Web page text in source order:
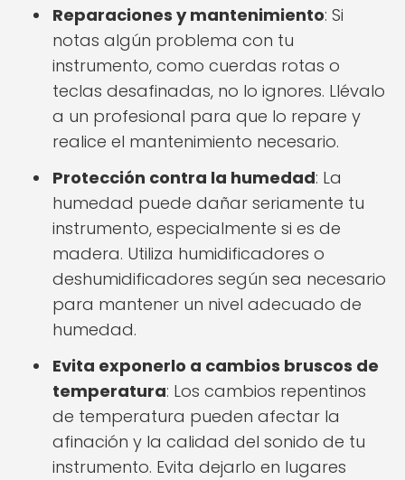
Reparaciones y mantenimiento: Si
notas algún problema con tu
instrumento, como cuerdas rotas o
teclas desafinadas, no lo ignores. Llévalo
a un profesional para que lo repare y
realice el mantenimiento necesario.
Protección contra la humedad: La
humedad puede dañar seriamente tu
instrumento, especialmente si es de
madera. Utiliza humidificadores o
deshumidificadores según sea necesario
para mantener un nivel adecuado de
humedad.
Evita exponerlo a cambios bruscos de
temperatura: Los cambios repentinos
de temperatura pueden afectar la
afinación y la calidad del sonido de tu
instrumento. Evita dejarlo en lugares